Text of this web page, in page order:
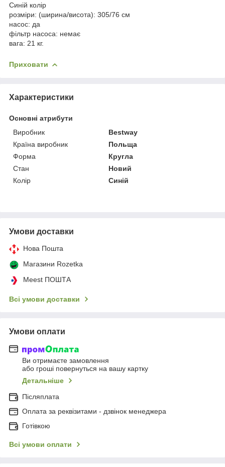
Синій колір
розміри: (ширина/висота): 305/76 см
насос: да
фільтр насоса: немає
вага: 21 кг.
Приховати
Характеристики
Основні атрибути
Виробник
Bestway
Країна виробник
Польща
Форма
Кругла
Стан
Новий
Колір
Синій
Умови доставки
Нова Пошта
Магазини Rozetka
Meest ПОШТА
Всі умови доставки
Умови оплати
Ви отримаєте замовлення
або гроші повернуться на вашу картку
Детальніше
Післяплата
Оплата за реквізитами - дзвінок менеджера
Готівкою
Всі умови оплати